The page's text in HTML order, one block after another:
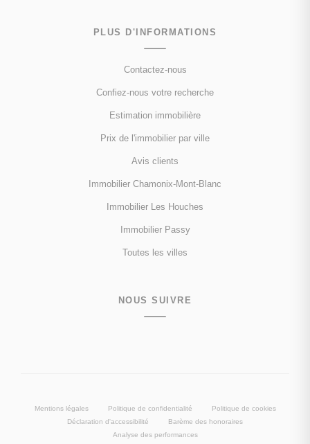
PLUS D'INFORMATIONS
Contactez-nous
Confiez-nous votre recherche
Estimation immobilière
Prix de l'immobilier par ville
Avis clients
Immobilier Chamonix-Mont-Blanc
Immobilier Les Houches
Immobilier Passy
Toutes les villes
NOUS SUIVRE
Mentions légales Politique de confidentialité
Politique de cookies
Déclaration d'accessibilité
Barème des honoraires
Analyse des performances